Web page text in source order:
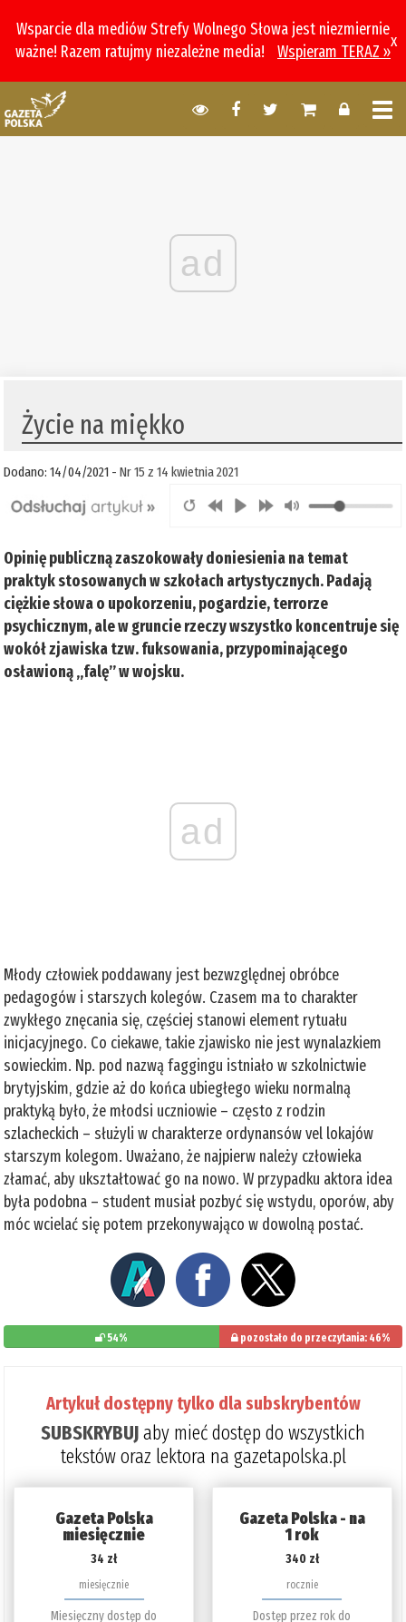
Wsparcie dla mediów Strefy Wolnego Słowa jest niezmiernie
ważne! Razem ratujmy niezależne media!
Wspieram TERAZ »
x
ad
Życie na miękko
Dodano: 14/04/2021 -Nr 15 z 14 kwietnia 2021
Opinię publiczną zaszokowały doniesienia na temat
praktyk stosowanych w szkołach artystycznych. Padają
ciężkie słowa o upokorzeniu, pogardzie, terrorze
psychicznym, ale w gruncie rzeczy wszystko koncentruje się
wokół zjawiska tzw. fuksowania, przypominającego
osławioną „falę” w wojsku.
ad
Młody człowiek poddawany jest bezwzględnej obróbce
pedagogów i starszych kolegów. Czasem ma to charakter
zwykłego znęcania się, częściej stanowi element rytuału
inicjacyjnego. Co ciekawe, takie zjawisko nie jest wynalazkiem
sowieckim. Np. pod nazwą faggingu istniało w szkolnictwie
brytyjskim, gdzie aż do końca ubiegłego wieku normalną
praktyką było, że młodsi uczniowie – często z rodzin
szlacheckich – służyli w charakterze ordynansów vel lokajów
starszym kolegom. Uważano, że najpierw należy człowieka
złamać, aby ukształtować go na nowo. W przypadku aktora idea
była podobna – student musiał pozbyć się wstydu, oporów, aby
móc wcielać się potem przekonywająco w dowolną postać.
54% pozostało do przeczytania: 46%
Artykuł dostępny tylko dla subskrybentów
SUBSKRYBUJaby mieć dostęp do wszystkich
tekstów oraz lektora na gazetapolska.pl
Gazeta Polska
miesięcznie
34 zł
miesięcznie
Miesięczny dostęp do
Gazeta Polska - na
1 rok
340 zł
rocznie
Dostęp przez rok do